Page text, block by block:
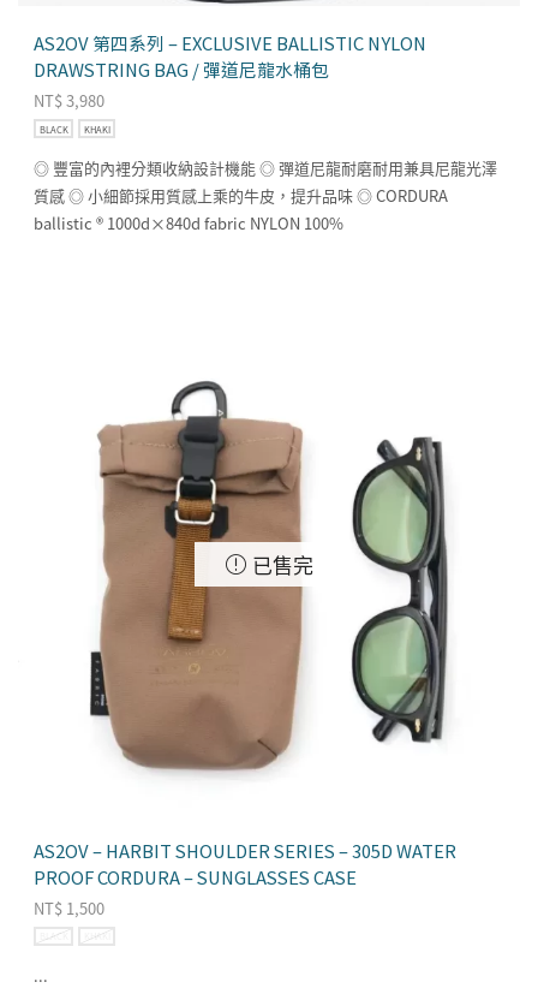
AS2OV 第四系列 – EXCLUSIVE BALLISTIC NYLON
DRAWSTRING BAG / 彈道尼龍水桶包
NT$3,980
BLACK KHAKI
◎ 豐富的內裡分類收納設計機能 ◎ 彈道尼龍耐磨耐用兼具尼龍光澤
質感 ◎ 小細節採用質感上乘的牛皮，提升品味 ◎ CORDURA
ballistic ® 1000d×840d fabric NYLON 100%
已售完
AS2OV – HARBIT SHOULDER SERIES – 305D WATER
PROOF CORDURA – SUNGLASSES CASE
NT$ 1,500
BLACK KHAKI
...